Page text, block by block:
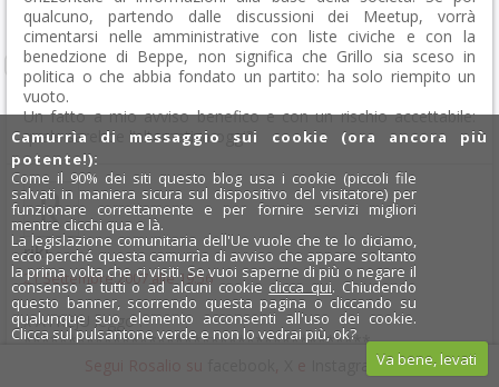
qualcuno, partendo dalle discussioni dei Meetup, vorrà
cimentarsi nelle amministrative con liste civiche e con la
benedzione di Beppe, non significa che Grillo sia sceso in
politica o che abbia fondato un partito: ha solo riempito un
vuoto.
Un fatto a mio avviso benefico e con un rischio accettabile:
quale sarebbe l’alternativa oggi?
riki
21 Settembre 2007 alle 19:56
x ATREJU leggo :
***************************************
5)Le Municipalizzate travestite da S.p.A. (o tornano parte
dell’amministrazione eliminando gestioni privatistiche di
x
Instagram
Camurrìa di messaggio sui cookie (ora ancora più
potente!):
Come il 90% dei siti questo blog usa i cookie (piccoli file
salvati in maniera sicura sul dispositivo del visitatore) per
funzionare correttamente e per fornire servizi migliori
mentre clicchi qua e là.
La legislazione comunitaria dell'Ue vuole che te lo diciamo,
ecco perché questa camurrìa di avviso che appare soltanto
la prima volta che ci visiti. Se vuoi saperne di più o negare il
consenso a tutti o ad alcuni cookie clicca qui. Chiudendo
questo banner, scorrendo questa pagina o cliccando su
qualunque suo elemento acconsenti all'uso dei cookie.
Clicca sul pulsantone verde e non lo vedrai più, ok?
Va bene, levati